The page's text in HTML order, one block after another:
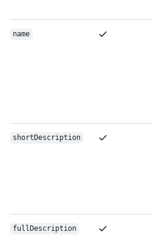
name
shortDescription
fullDescription